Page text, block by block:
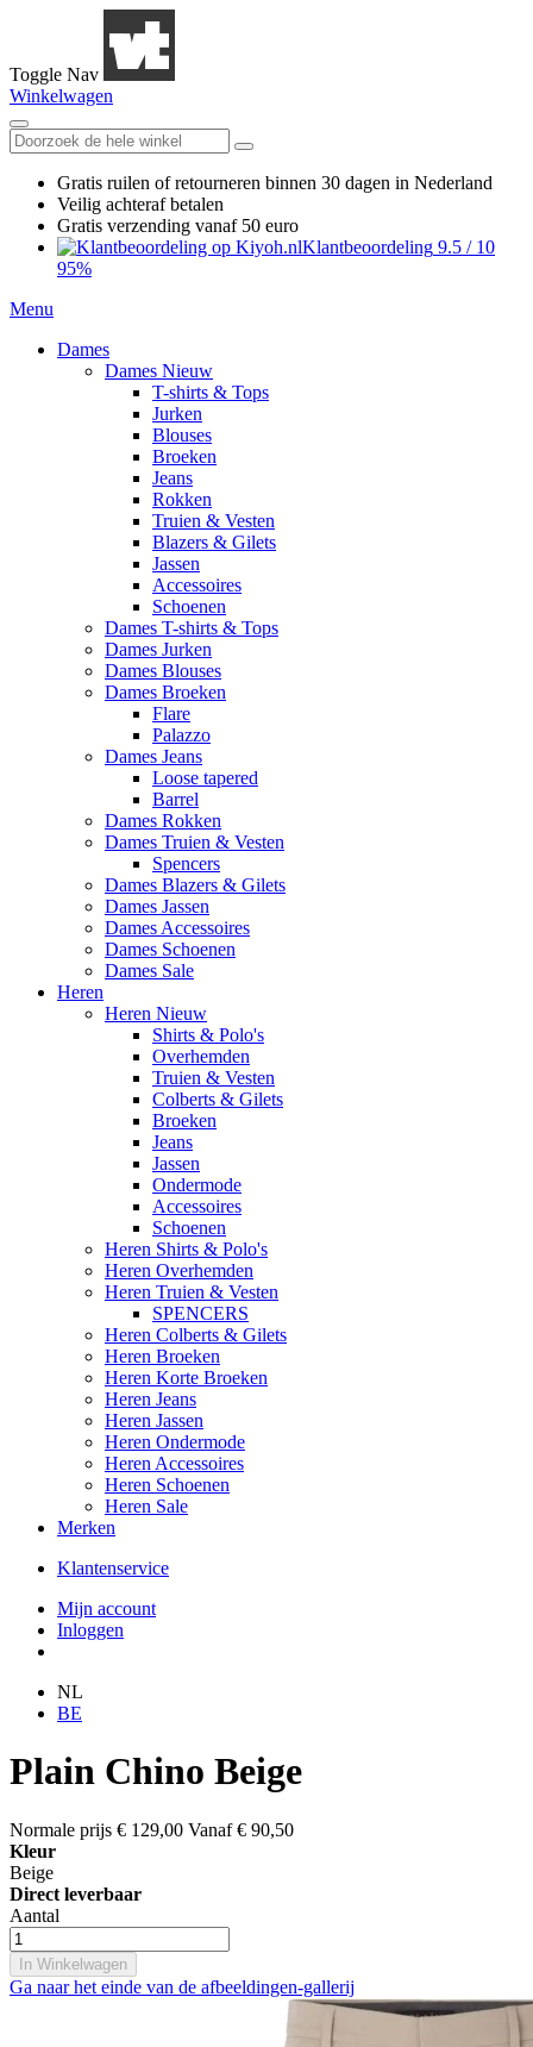
Toggle Nav
Winkelwagen
Gratis ruilen of retourneren binnen 30 dagen in Nederland
Veilig achteraf betalen
Gratis verzending vanaf 50 euro
Klantbeoordeling 9.5 / 10
95%
Menu
Dames
Dames Nieuw
T-shirts & Tops
Jurken
Blouses
Broeken
Jeans
Rokken
Truien & Vesten
Blazers & Gilets
Jassen
Accessoires
Schoenen
Dames T-shirts & Tops
Dames Jurken
Dames Blouses
Dames Broeken
Flare
Palazzo
Dames Jeans
Loose tapered
Barrel
Dames Rokken
Dames Truien & Vesten
Spencers
Dames Blazers & Gilets
Dames Jassen
Dames Accessoires
Dames Schoenen
Dames Sale
Heren
Heren Nieuw
Shirts & Polo's
Overhemden
Truien & Vesten
Colberts & Gilets
Broeken
Jeans
Jassen
Ondermode
Accessoires
Schoenen
Heren Shirts & Polo's
Heren Overhemden
Heren Truien & Vesten
SPENCERS
Heren Colberts & Gilets
Heren Broeken
Heren Korte Broeken
Heren Jeans
Heren Jassen
Heren Ondermode
Heren Accessoires
Heren Schoenen
Heren Sale
Merken
Klantenservice
Mijn account
Inloggen
NL
BE
Plain Chino Beige
Normale prijs € 129,00 Vanaf € 90,50
Kleur
Beige
Direct leverbaar
Aantal
In Winkelwagen
Ga naar het einde van de afbeeldingen-gallerij